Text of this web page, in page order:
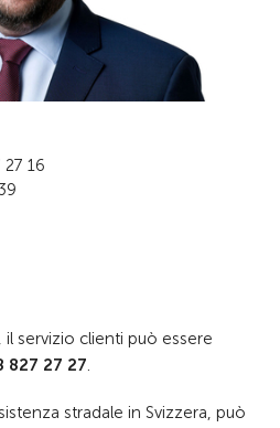
16
servizio clienti può essere
827 27 27.
stradale in Svizzera, può